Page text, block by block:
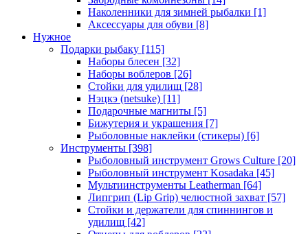
Наколенники для зимней рыбалки [1]
Аксессуары для обуви [8]
Нужное
Подарки рыбаку [115]
Наборы блесен [32]
Наборы воблеров [26]
Стойки для удилищ [28]
Нэцкэ (netsuke) [11]
Подарочные магниты [5]
Бижутерия и украшения [7]
Рыболовные наклейки (стикеры) [6]
Инструменты [398]
Рыболовный инструмент Grows Culture [20]
Рыболовный инструмент Kosadaka [45]
Мультиинструменты Leatherman [64]
Липгрип (Lip Grip) челюстной захват [57]
Стойки и держатели для спиннингов и
удилищ [42]